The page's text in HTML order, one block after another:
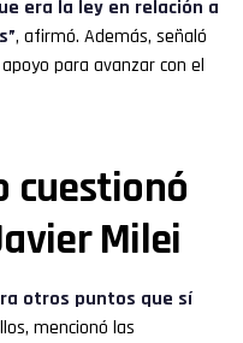
era la ley en relación a
, afirmó. Además, señaló
para avanzar con el
cuestionó
Milei
otros puntos que sí
mencionó las